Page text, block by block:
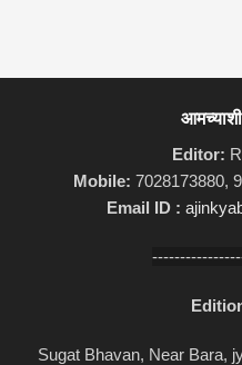
Editor:
Mobile: 7028173880,
Email ID :
Sugat Bhavan, Near Bara,